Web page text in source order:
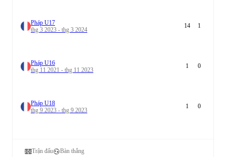
Pháp U17
thg 3 2023 - thg 3 2024
14 1
Pháp U16
thg 11 2021 - thg 11 2023
1 0
Pháp U18
thg 9 2023 - thg 9 2023
1 0
Trận đấu Bàn thắng